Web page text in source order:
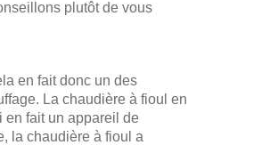
plutôt de vous
en fait donc un des
La chaudière à fioul en
en fait un appareil de
la chaudière à fioul a